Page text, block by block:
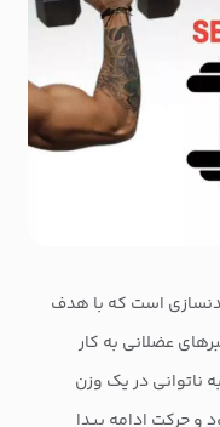
است که با هدف
عضلانی به کار
در یک وزن
حرکت ادامه پیدا